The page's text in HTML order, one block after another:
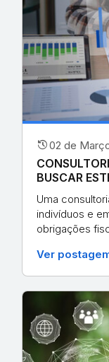
history02 de
BUSCAR
Uma
indivíduos e
obrigações
Ver